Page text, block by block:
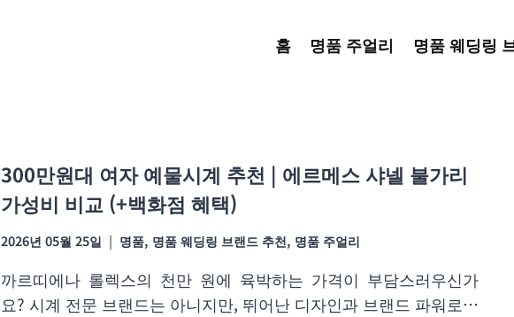
홈 명품 주얼리 명품 웨딩링
300만원대 여자 예물시계 추천 | 에르메스 샤넬 불가리
가성비 비교 (+백화점 혜택)
2026년 05월 25일 명품, 명품 웨딩링 브랜드 추천, 명품 주얼리
까르띠에나 롤렉스의 천만 원에 육박하는 가격이 부담스러우신가
요? 시계 전문 브랜드는 아니지만, 뛰어난 디자인과 브랜드 파워로…